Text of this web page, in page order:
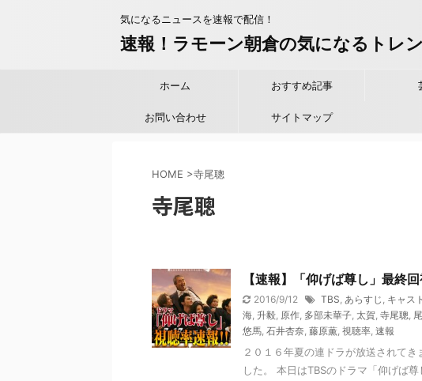
気になるニュースを速報で配信！
速報！ラモーン朝倉の気になるトレン
ホーム おすすめ記事
お問い合わせ サイトマップ
HOME >寺尾聰
寺尾聰
【速報】「仰げば尊し」最終
2016/9/12 TBS, あらすじ , キャスト
海, 升毅, 原作, 多部未華子, 太賀, 寺尾聰,
悠馬, 石井杏奈, 藤原薫, 視聴率, 速報
２０１６年夏の連ドラが放送されて
した。 本日はTBSのドラマ「仰げば